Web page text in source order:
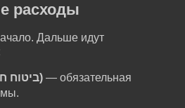
расходы
Дальше идут
Битуах хова (ביטוח חובה)— обязательная